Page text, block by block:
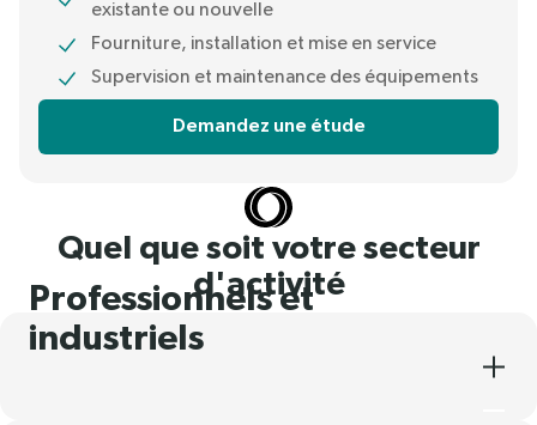
existante ou nouvelle
Fourniture, installation et mise en service
Supervision et maintenance des équipements
Demandez une étude
Quel que soit votre secteur
d'activité
Professionnels et
industriels